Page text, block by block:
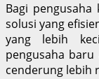
Bagi pengusaha
solusi yang
yang lebih
pengusaha
cenderung lebih